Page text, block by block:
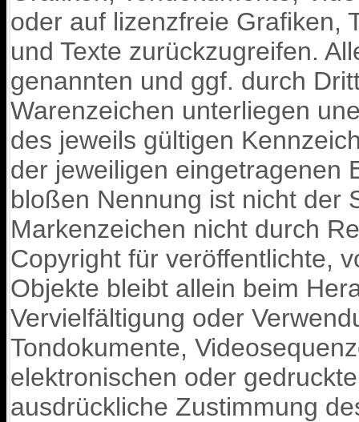
oder auf lizenzfreie Grafiken,
und Texte zurückzugreifen.
genannten und ggf. durch
Warenzeichen unterliegen
des jeweils gültigen
der jeweiligen eingetragenen
bloßen Nennung ist nicht der
Markenzeichen nicht durch
Copyright für veröffentlichte,
Objekte bleibt allein beim
Vervielfältigung oder
Tondokumente,
elektronischen oder
ausdrückliche Zustimmung